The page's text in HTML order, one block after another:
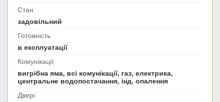
Стан
задовільний
Готовність
в експлуатації
Комунікації
вигрібна яма, всі комунікації, газ, електрика,
центральне водопостачання, інд. опалення
Двері